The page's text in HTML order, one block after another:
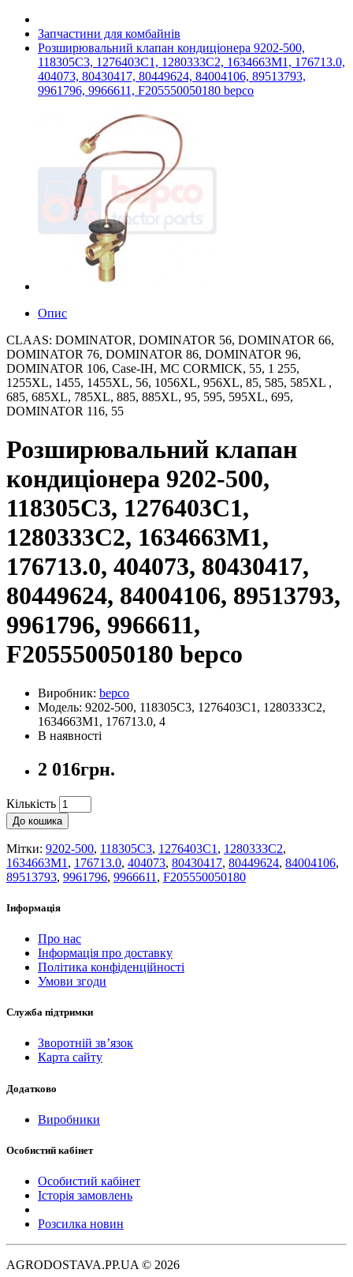
Запчастини для комбайнів
Розширювальний клапан кондиціонера 9202-500,
118305C3, 1276403C1, 1280333C2, 1634663M1, 176713.0,
404073, 80430417, 80449624, 84004106, 89513793,
9961796, 9966611, F205550050180 bepco
Опис
CLAAS: DOMINATOR, DOMINATOR 56, DOMINATOR 66,
DOMINATOR 76, DOMINATOR 86, DOMINATOR 96,
DOMINATOR 106, Case-IH, MC CORMICK, 55, 1 255,
1255XL, 1455, 1455XL, 56, 1056XL, 956XL, 85, 585, 585XL ,
685, 685XL, 785XL, 885, 885XL, 95, 595, 595XL, 695,
DOMINATOR 116, 55
Розширювальний клапан
кондиціонера 9202-500,
118305C3, 1276403C1,
1280333C2, 1634663M1,
176713.0, 404073, 80430417,
80449624, 84004106, 89513793,
9961796, 9966611,
F205550050180 bepco
Виробник: bepco
Модель: 9202-500, 118305C3, 1276403C1, 1280333C2,
1634663M1, 176713.0, 4
В наявності
2 016грн.
Кількість
До кошика
Мітки: 9202-500, 118305C3, 1276403C1 , 1280333C2,
1634663M1 , 176713.0, 404073, 80430417, 80449624, 84004106,
89513793, 9961796, 9966611 , F205550050180
Інформація
Про нас
Інформація про доставку
Політика конфіденційності
Умови згоди
Служба підтримки
Зворотній зв’язок
Карта сайту
Додатково
Виробники
Особистий кабінет
Особистий кабінет
Історія замовлень
Розсилка новин
AGRODOSTAVA.PP.UA © 2026